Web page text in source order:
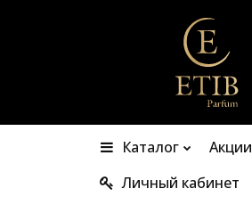
Каталог Акции
Личный кабинет